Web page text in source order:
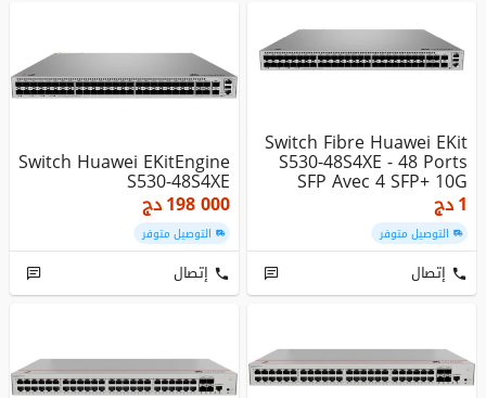
Switch Fibre Huawei EKit
S530-48S4XE - 48 Ports
SFP Avec 4 SFP+ 10G
1دج
التوصيل متوفر
إتصال
Switch Huawei EKitEngine
S530-48S4XE
198 000دج
التوصيل متوفر
إتصال